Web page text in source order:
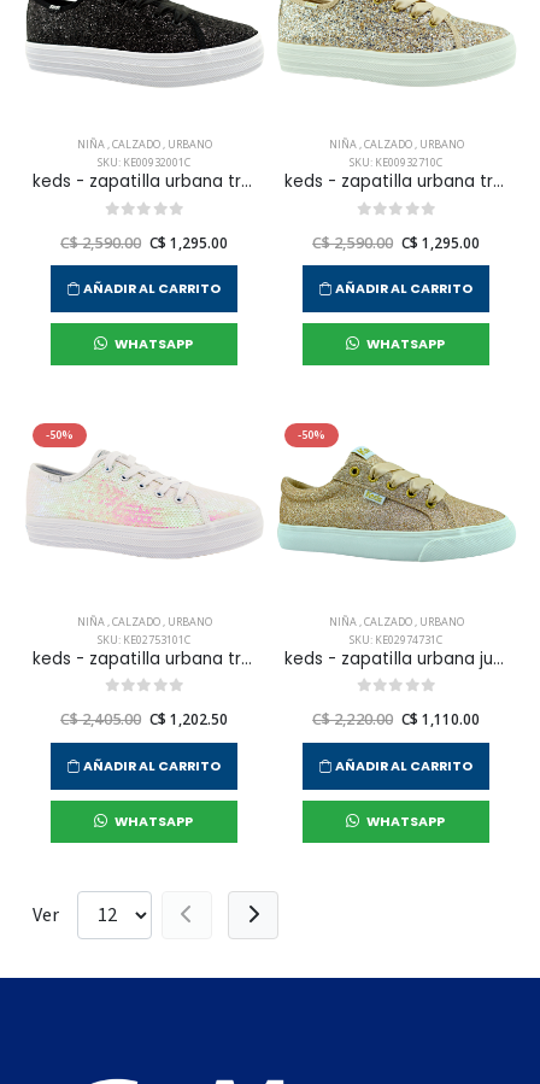
NIÑA,CALZADO, URBANO
SKU: KE00932001C
keds - zapatilla urbana triple up glitter celebrations para niña junior
C$ 2,590.00 C$ 1,295.00
AÑADIR AL CARRITO
WHATSAPP
NIÑA,CALZADO, URBANO
SKU: KE00932710C
keds - zapatilla urbana triple up glitter celebrations para niña junior
C$ 2,590.00 C$ 1,295.00
AÑADIR AL CARRITO
WHATSAPP
-50%
NIÑA,CALZADO, URBANO
SKU: KE02753101C
keds - zapatilla urbana triple up sequins para niña junior
C$ 2,405.00 C$ 1,202.50
AÑADIR AL CARRITO
WHATSAPP
-50%
NIÑA,CALZADO, URBANO
SKU: KE02974731C
keds - zapatilla urbana jumpkick celebrations para niña junior
C$ 2,220.00 C$ 1,110.00
AÑADIR AL CARRITO
WHATSAPP
Ver